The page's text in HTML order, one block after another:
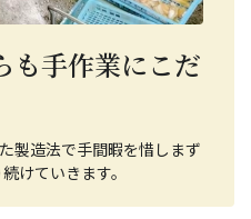
も手作業にこだ
製造法で手間暇を惜しまず
けていきます。